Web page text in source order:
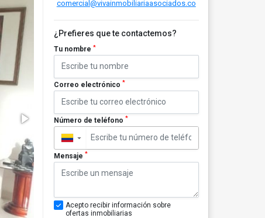
comercial@vivainmobiliariaasociados.co
¿Prefieres que te contactemos?
Tu nombre *
Correo electrónico *
Número de teléfono *
▼
Mensaje *
Acepto recibir información sobre
ofertas inmobiliarias